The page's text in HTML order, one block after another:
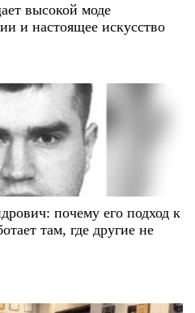
высокой моде
и настоящее искусство
почему его подход к
там, где другие не